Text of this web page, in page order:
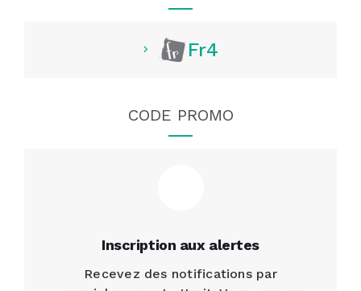
Fr4
CODE PROMO
Inscription aux alertes
Recevez des notifications par